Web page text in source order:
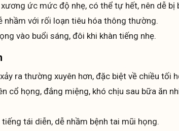
ức mức độ nhẹ, có thể tự hết, nên dễ bị
nhầm với rối loạn tiêu hóa thông thường.
vào buổi sáng, đôi khi khàn tiếng nhẹ.
ra thường xuyên hơn, đặc biệt về chiều tối
cổ họng, đắng miệng, khó chịu sau bữa ăn
tiếng tái diễn, dễ nhầm bệnh tai mũi họng.